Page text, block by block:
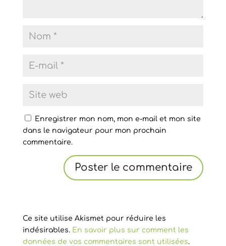
Enregistrer mon nom, mon e-mail et mon site
dans le navigateur pour mon prochain
commentaire.
Ce site utilise Akismet pour réduire les
indésirables. En savoir plus sur comment les
données de vos commentaires sont utilisées.